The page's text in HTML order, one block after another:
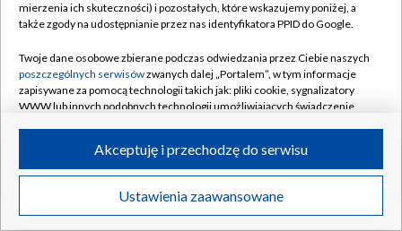
Naziemna Telewizja Cyfrowa
Rada Programowa
System NOS
Informacje o nadawcy
Program dla prasy
Ogłoszenie przetargowe
Pomoc
Kontakt
Kanały
©2026 Telewizja Polska S.A. w likwidacji
mierzenia ich skuteczności) i pozostałych, które wskazujemy poniżej, a
także zgody na udostępnianie przez nas identyfikatora PPID do Google.
Twoje dane osobowe zbierane podczas odwiedzania przez Ciebie naszych
poszczególnych serwisówzwanych dalej „Portalem”, w tym informacje
zapisywane za pomocą technologii takich jak: pliki cookie, sygnalizatory
WWW lub innych podobnych technologii umożliwiających świadczenie
ruchu w Internecie.
Twoje dane osobowe zbierane podczas odwiedzania przez Ciebie
poszczególnych serwisówna Portalu, takie jak adresy IP, identyfikatory
Ustawienia zaawansowane
Akceptuję i przechodzę do serwisu